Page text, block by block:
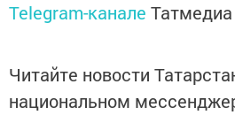
Telegram-канале Татмедиа
Читайте новости
национальном